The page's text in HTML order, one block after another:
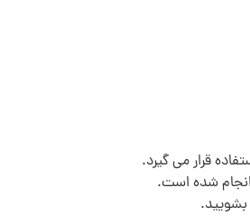
قرار می گیرد.
شده است.
بشویید.